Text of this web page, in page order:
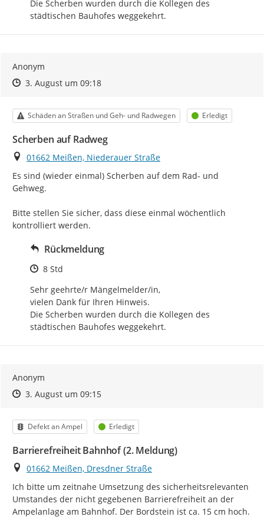
Die Scherben wurden durch die Kollegen des
städtischen Bauhofes weggekehrt.
Anonym
Zeitpunkt des Erstellens
Zeitpunkt des Erstellens
3. August um 09:18Zur Äußerung
Kategorie
Schäden an Straßen und Geh- und Radwegen Status
Erledigt
Scherben auf Radweg
Ort
01662 Meißen, Niederauer Straße
Es sind (wieder einmal) Scherben auf dem Rad- und
Gehweg.
Bitte stellen Sie sicher, dass diese einmal wöchentlich
kontrolliert werden.
Rückmeldung
Zeitpunkt des Erstellens
8 Std
Sehr geehrte/r Mängelmelder/in,
vielen Dank für Ihren Hinweis.
Die Scherben wurden durch die Kollegen des
städtischen Bauhofes weggekehrt.
Anonym
Zeitpunkt des Erstellens
Zeitpunkt des Erstellens
3. August um 09:15Zur Äußerung
Kategorie
Defekt an Ampel Status
Erledigt
Barrierefreiheit Bahnhof (2. Meldung)
Ort
01662 Meißen, Dresdner Straße
Ich bitte um zeitnahe Umsetzung des sicherheitsrelevanten
Umstandes der nicht gegebenen Barrierefreiheit an der
Ampelanlage am Bahnhof. Der Bordstein ist ca. 15 cm hoch.